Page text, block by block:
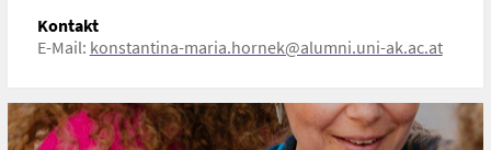
Kontakt
E-Mail: konstantina-maria.hornek@alumni.uni-ak.ac.at